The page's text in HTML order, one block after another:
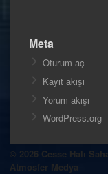
Meta
Oturum aç
Kayıt akışı
Yorum akışı
WordPress.org
© 2026 Cesse Halı
Atmosfer Medya